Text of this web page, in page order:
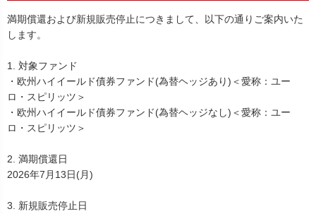
満期償還および新規販売停止につきまして、以下の通りご案内いた
します。
1. 対象ファンド
・欧州ハイイールド債券ファンド(為替ヘッジあり)＜愛称：ユー
ロ・スピリッツ＞
・欧州ハイイールド債券ファンド(為替ヘッジなし)＜愛称：ユー
ロ・スピリッツ＞
2. 満期償還日
2026年7月13日(月)
3. 新規販売停止日